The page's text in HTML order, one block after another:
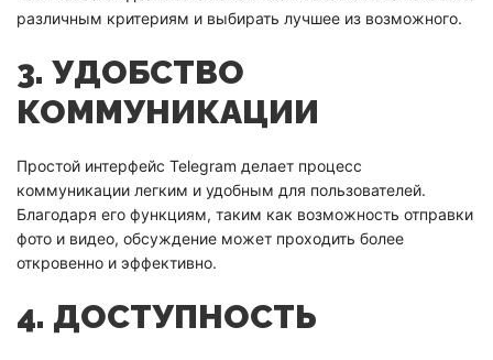
различным критериям и выбирать лучшее из возможного.
3. УДОБСТВО
КОММУНИКАЦИИ
Простой интерфейс Telegram делает процесс
коммуникации легким и удобным для пользователей.
Благодаря его функциям, таким как возможность отправки
фото и видео, обсуждение может проходить более
откровенно и эффективно.
4. ДОСТУПНОСТЬ